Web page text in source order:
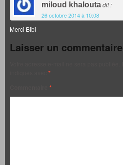
miloud khaloutadit :
26 octobre 2014 à 10:08
Merci Bibi
Laisser un commentaire
*
*